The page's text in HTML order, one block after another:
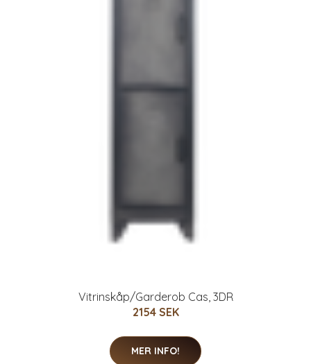
Vitrinskåp/Garderob Cas, 3DR
2154 SEK
MER INFO!